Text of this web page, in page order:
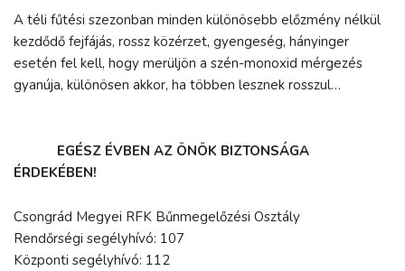
A téli fűtési szezonban minden különösebb előzmény nélkül
kezdődő fejfájás, rossz közérzet, gyengeség, hányinger
esetén fel kell, hogy merüljön a szén-monoxid mérgezés
gyanúja, különösen akkor, ha többen lesznek rosszul…
EGÉSZ ÉVBEN AZ ÖNÖK BIZTONSÁGA
ÉRDEKÉBEN!
Csongrád Megyei RFK Bűnmegelőzési Osztály
Rendőrségi segélyhívó: 107
Központi segélyhívó: 112